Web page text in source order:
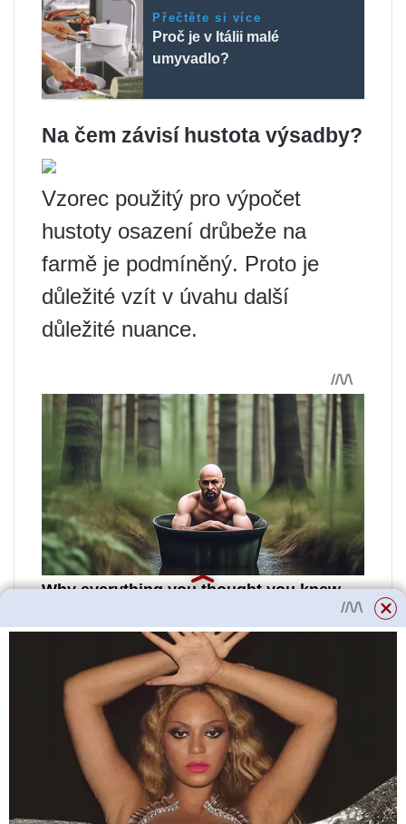
Přečtěte si více
Proč je v Itálii malé
umyvadlo?
Na čem závisí hustota výsadby?
Vzorec použitý pro výpočet
hustoty osazení drůbeže na
farmě je podmíněný. Proto je
důležité vzít v úvahu další
důležité nuance.